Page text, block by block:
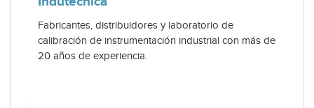
Fabricantes, distribuidores y laboratorio de
calibración de instrumentación industrial con más de
20 años de experiencia.